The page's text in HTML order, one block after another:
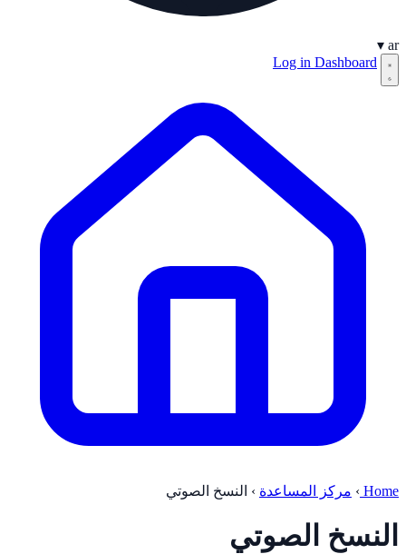
ar
▾
Log in Dashboard
Home
› مركز المساعدة › النسخ الصوتي
النسخ الصوتي